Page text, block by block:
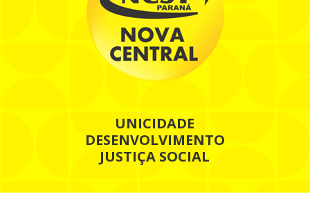
UNICIDADE
DESENVOLVIMENTO
JUSTIÇA SOCIAL